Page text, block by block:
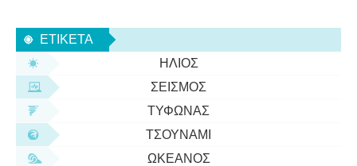
ανιόντος φθορίου σε ενώσεις. Έχει βρεθεί ότι το
φθόριο είναι το 13 πι
ΕΤΙΚΈΤΑ
ΉΛΙΟΣ
ΣΕΙΣΜΌΣ
ΤΥΦΏΝΑΣ
ΤΣΟΥΝΆΜΙ
ΩΚΕΑΝΌΣ